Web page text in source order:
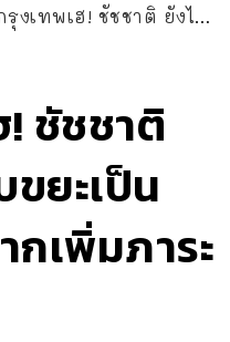
ชัชชาติ ยังไม่ขึ้นค่าเก็บขยะเป็น 80 บาท ไม่อยากเพิ่มภาระประชาชน
! ชัชชาติ
ยะเป็น
เพิ่มภาระ